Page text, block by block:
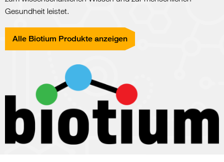
Gesundheit leistet.
Alle Biotium Produkte anzeigen